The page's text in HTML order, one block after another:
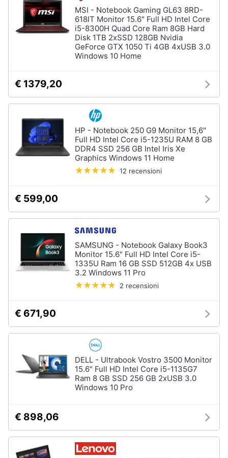
MSI - Notebook Gaming GL63 8RD-
618IT Monitor 15.6" Full HD Intel Core
i5-8300H Quad Core Ram 8GB Hard
Disk 1TB 2xSSD 128GB Nvidia
GeForce GTX 1050 Ti 4GB 4xUSB 3.0
Windows 10 Home
€ 1379,20
HP - Notebook 250 G9 Monitor 15,6"
Full HD Intel Core i5-1235U RAM 8 GB
DDR4 SSD 256 GB Intel Iris Xe
Graphics Windows 11 Home
12 recensioni
€ 599,00
SAMSUNG - Notebook Galaxy Book3
Monitor 15.6" Full HD Intel Core i5-
1335U Ram 16 GB SSD 512GB 4x USB
3.2 Windows 11 Pro
2 recensioni
€ 671,90
DELL - Ultrabook Vostro 3500 Monitor
15.6" Full HD Intel Core i5-1135G7
Ram 8 GB SSD 256 GB 2xUSB 3.0
Windows 10 Pro
€ 898,06